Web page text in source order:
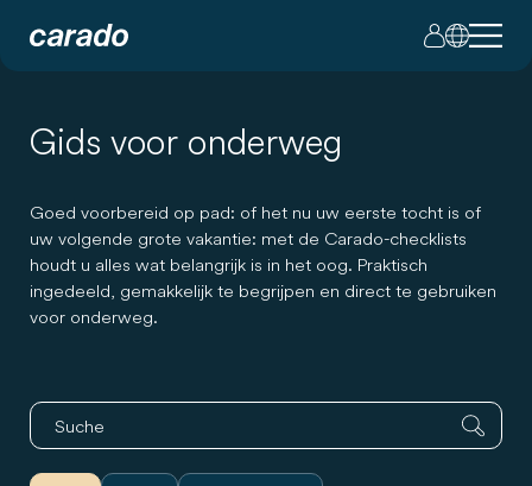
Gids voor onderweg
Goed voorbereid op pad: of het nu uw eerste tocht is of
uw volgende grote vakantie: met de Carado-checklists
houdt u alles wat belangrijk is in het oog. Praktisch
ingedeeld, gemakkelijk te begrijpen en direct te gebruiken
voor onderweg.